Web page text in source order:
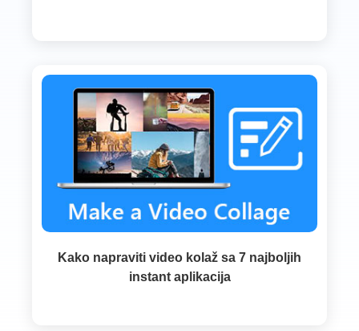
Kako napraviti video kolaž sa 7 najboljih
instant aplikacija